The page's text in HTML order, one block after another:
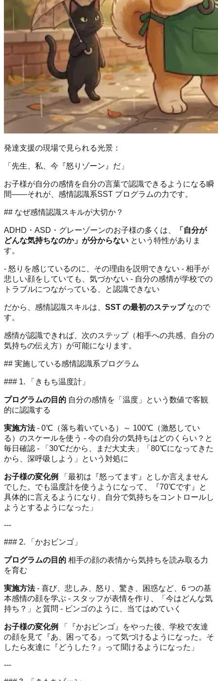
発達支援の現場で見られる光景：
「先生、私、今『怒りゾーン』だ」
お子様が自分の感情を自分の言葉で認識できるようになる瞬
間——それが、感情認識系SST プログラムの力です。
## なぜ感情認識スキルが大切か？
ADHD・ASD・グレーゾーンのお子様の多くは、
「自分が
どんな気持ちなのか」が分からない という特性がありま
す。
- 怒りを感じているのに、その理由を説明できない - 相手が
悲しい顔をしていても、気づかない - 自分の感情が学校での
トラブルにつながっている、と認識できない
だから、感情認識スキルは、 SST の最初のステップなので
す。
感情が認識できれば、次のステップ（相手への共感、自分の
気持ちの伝え方）が可能になります。
## 実施している感情認識系プログラム
### 1. 「きもち温度計」
プログラムの目的 自分の感情を「温度」という数値で客観
的に認識する
実施方法- 0℃（落ち着いている）～ 100℃（激怒してい
る）のスケールを使う - 今の自分の気持ちはどのくらい？と
毎日確認 - 「30℃だから、まだ大丈夫」「80℃になってきた
から、深呼吸しよう」という対処に
お子様の変化例
「最初は『怒ってます』としか言えません
でした。でも温度計を使うようになって、『70℃です』と
具体的に言えるようになり、自分で気持ちをコントロールし
ようとするようになった」
---
### 2. 「かおビンゴ」
プログラムの目的 相手の顔の表情から気持ちを読み取る力
を育む
実施方法- 喜び、悲しみ、怒り、驚き、困惑など、6 つの基
本感情の顔を学ぶ - スタッフが表情を作り、「今はどんな気
持ち？」と質問 - ビンゴのように、当てはめていく
お子様の変化例
「『かおビンゴ』をやった後、学校で友達
の顔を見て『あ、困ってる』って気づけるようになった。そ
したら友達に『どうした？』って聞けるようになった」
---